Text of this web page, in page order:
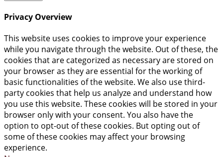
Privacy Overview
This website uses cookies to improve your experience
while you navigate through the website. Out of these, the
cookies that are categorized as necessary are stored on
your browser as they are essential for the working of
basic functionalities of the website. We also use third-
party cookies that help us analyze and understand how
you use this website. These cookies will be stored in your
browser only with your consent. You also have the
option to opt-out of these cookies. But opting out of
some of these cookies may affect your browsing
experience.